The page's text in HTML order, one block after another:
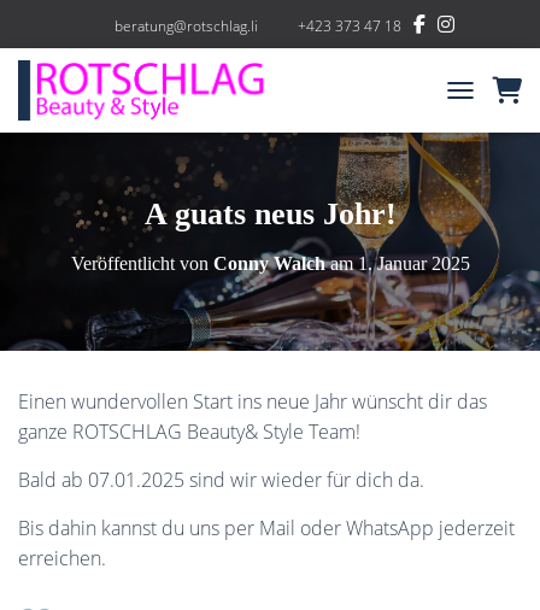
beratung@rotschlag.li +423 373 47 18
A guats neus Johr!
Veröffentlicht von Conny Walcham1. Januar 2025
Einen wundervollen Start ins neue Jahr wünscht dir das
ganze ROTSCHLAG Beauty& Style Team!
Bald ab 07.01.2025 sind wir wieder für dich da.
Bis dahin kannst du uns per Mail oder WhatsApp jederzeit
erreichen.